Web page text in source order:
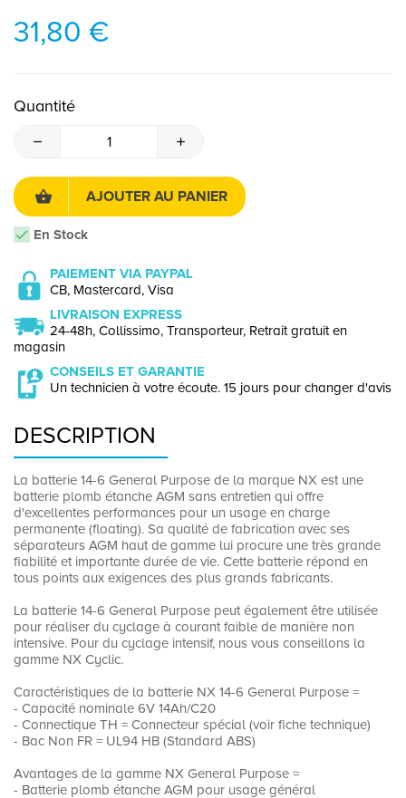
31,80 €
Quantité
AJOUTER AU PANIER
En Stock
PAIEMENT VIA PAYPAL
CB, Mastercard, Visa
LIVRAISON EXPRESS
24-48h, Collissimo, Transporteur, Retrait gratuit en
magasin
CONSEILS ET GARANTIE
Un technicien à votre écoute. 15 jours pour changer d'avis
DESCRIPTION
La batterie 14-6 General Purpose de la marque NX est une
batterie plomb étanche AGM sans entretien qui offre
d'excellentes performances pour un usage en charge
permanente (floating). Sa qualité de fabrication avec ses
séparateurs AGM haut de gamme lui procure une très grande
fiabilité et importante durée de vie. Cette batterie répond en
tous points aux exigences des plus grands fabricants.
La batterie 14-6 General Purpose peut également être utilisée
pour réaliser du cyclage à courant faible de manière non
intensive. Pour du cyclage intensif, nous vous conseillons la
gamme NX Cyclic.
Caractéristiques de la batterie NX 14-6 General Purpose =
- Capacité nominale 6V 14Ah/C20
- Connectique TH = Connecteur spécial (voir fiche technique)
- Bac Non FR = UL94 HB (Standard ABS)
Avantages de la gamme NX General Purpose =
- Batterie plomb étanche AGM pour usage général